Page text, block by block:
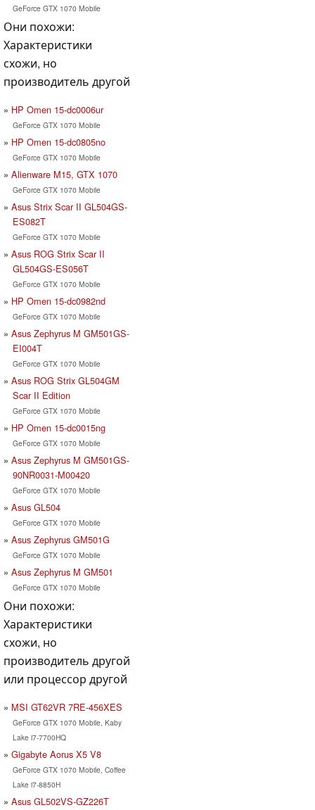
GeForce GTX 1070 Mobile
Они похожи:
Характеристики
схожи, но
производитель другой
HP Omen 15-dc0006ur
GeForce GTX 1070 Mobile
HP Omen 15-dc0805no
GeForce GTX 1070 Mobile
Alienware M15, GTX 1070
GeForce GTX 1070 Mobile
Asus Strix Scar II GL504GS-
ES082T
GeForce GTX 1070 Mobile
Asus ROG Strix Scar II
GL504GS-ES056T
GeForce GTX 1070 Mobile
HP Omen 15-dc0982nd
GeForce GTX 1070 Mobile
Asus Zephyrus M GM501GS-
EI004T
GeForce GTX 1070 Mobile
Asus ROG Strix GL504GM
Scar II Edition
GeForce GTX 1070 Mobile
HP Omen 15-dc0015ng
GeForce GTX 1070 Mobile
Asus Zephyrus M GM501GS-
90NR0031-M00420
GeForce GTX 1070 Mobile
Asus GL504
GeForce GTX 1070 Mobile
Asus Zephyrus GM501G
GeForce GTX 1070 Mobile
Asus Zephyrus M GM501
GeForce GTX 1070 Mobile
Они похожи:
Характеристики
схожи, но
производитель другой
или процессор другой
MSI GT62VR 7RE-456XES
GeForce GTX 1070 Mobile, Kaby
Lake i7-7700HQ
Gigabyte Aorus X5 V8
GeForce GTX 1070 Mobile, Coffee
Lake i7-8850H
Asus GL502VS-GZ226T